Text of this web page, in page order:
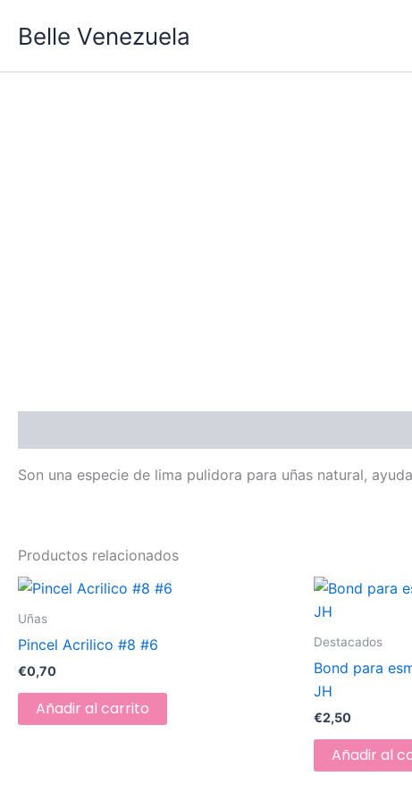
Belle Venezuela
Son una especie de lima pulidora para uñas natural,
Productos relacionados
Uñas
Pincel Acrilico #8 #6
€0,70
Añadir al carrito
Destacados
Bond para
JH
€2,50
Añadir al